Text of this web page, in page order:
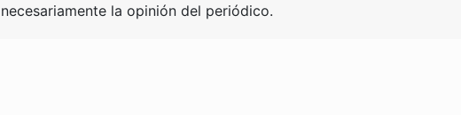
necesariamente la opinión del periódico.